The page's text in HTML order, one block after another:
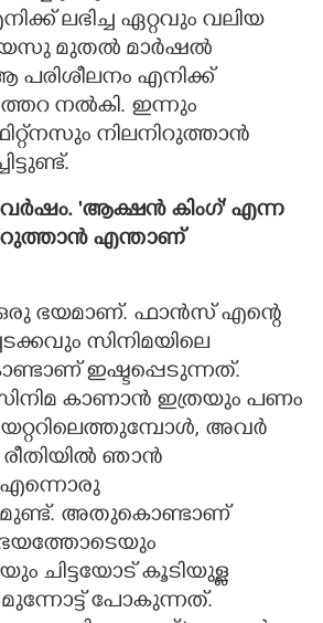
ലഭിച്ച ഏറ്റവും വലിയ
വയസു മുതൽ മാർഷൽ
പരിശീലനം എനിക്ക്
നൽകി. ഇന്നും
നിലനിറുത്താൻ
വർഷം. 'ആക്ഷൻ കിംഗ്' എന്ന
എന്താണ്
ഭയമാണ്. ഫാൻസ് എന്റെ
സിനിമയിലെ
ഇഷ്ടപ്പെടുന്നത്.
കാണാൻ ഇത്രയും പണം
അവർ
രീതിയിൽ ഞാൻ
എന്നൊരു
അതുകൊണ്ടാണ്
ചിട്ടയോട് കൂടിയുള്ള
മുന്നോട്ട് പോകുന്നത്.